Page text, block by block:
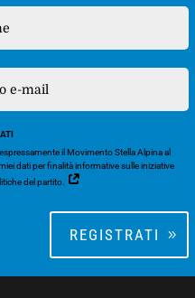
il Movimento Stella Alpina al
dati per finalità informative sulle iniziative
del partito.
REGISTRATI